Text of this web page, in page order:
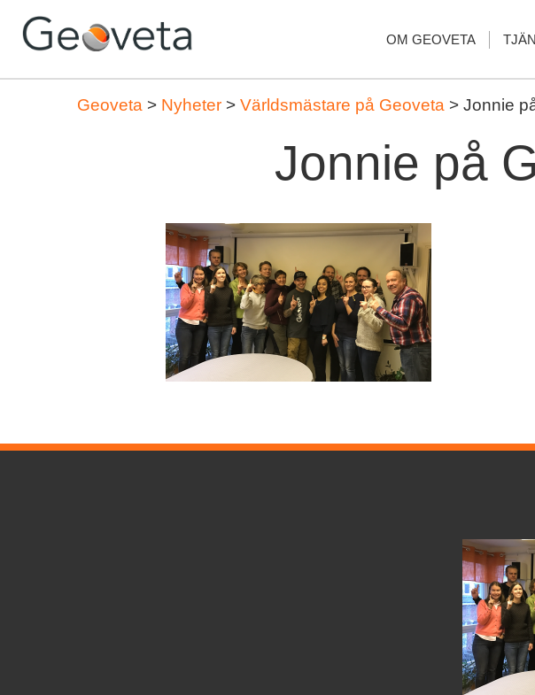
OM GEOVETA
Geoveta > Nyheter > Världsmästare på Geoveta > Jonnie
Jonnie på